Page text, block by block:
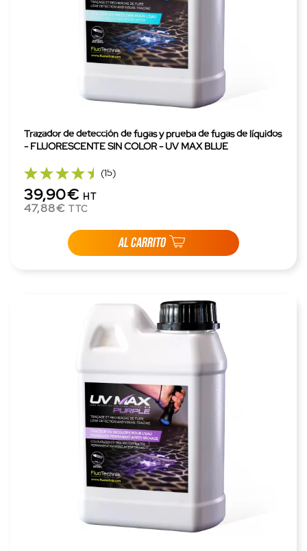
Trazador de detección de fugas y prueba de fugas de líquidos
- FLUORESCENTE SIN COLOR - UV MAX BLUE
(15)
39,90€ HT
47,88€ TTC
AL CARRITO